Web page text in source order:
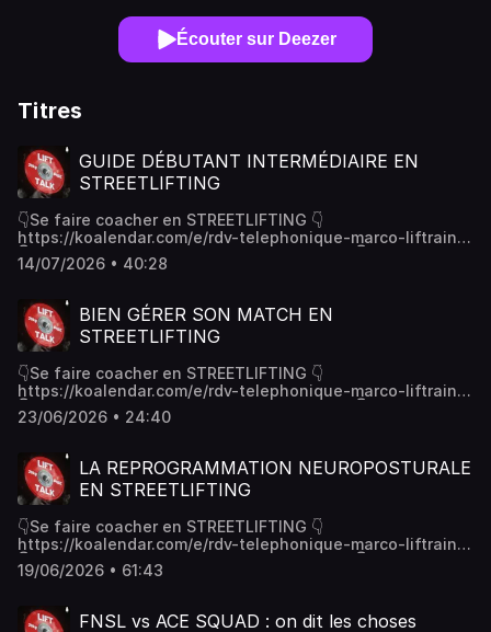
Écouter sur Deezer
Titres
GUIDE DÉBUTANT INTERMÉDIAIRE EN
STREETLIFTING
👇Se faire coacher en STREETLIFTING 👇
https://koalendar.com/e/rdv-telephonique-marco-liftrainer
👇Tu veux devenir en coach en streetlifting 👇
https://koalendar.com/e/rdv-telephonique-marco-
Deezer#streetlifting #streetworkout #coach #podcast
#discussion #musculation #calisthenics #dips #muscleup
#squat #tractions #pullups #chinup #fnsl
14/07/2026 • 40:28
BIEN GÉRER SON MATCH EN
STREETLIFTING
👇Se faire coacher en STREETLIFTING 👇
https://koalendar.com/e/rdv-telephonique-marco-liftrainer
👇Tu veux devenir en coach en streetlifting 👇
https://koalendar.com/e/rdv-telephonique-marco-
Deezer#streetlifting #streetworkout #coach #podcast
#discussion #musculation #calisthenics #dips #muscleup
#squat #tractions #pullups #chinup #fnsl
23/06/2026 • 24:40
LA REPROGRAMMATION NEUROPOSTURALE
EN STREETLIFTING
👇Se faire coacher en STREETLIFTING 👇
https://koalendar.com/e/rdv-telephonique-marco-liftrainer
👇Tu veux devenir en coach en streetlifting 👇
https://koalendar.com/e/rdv-telephonique-marco-
Deezer#streetlifting #streetworkout #coach #podcast
19/06/2026 • 61:43
FNSL vs ACE SQUAD : on dit les choses